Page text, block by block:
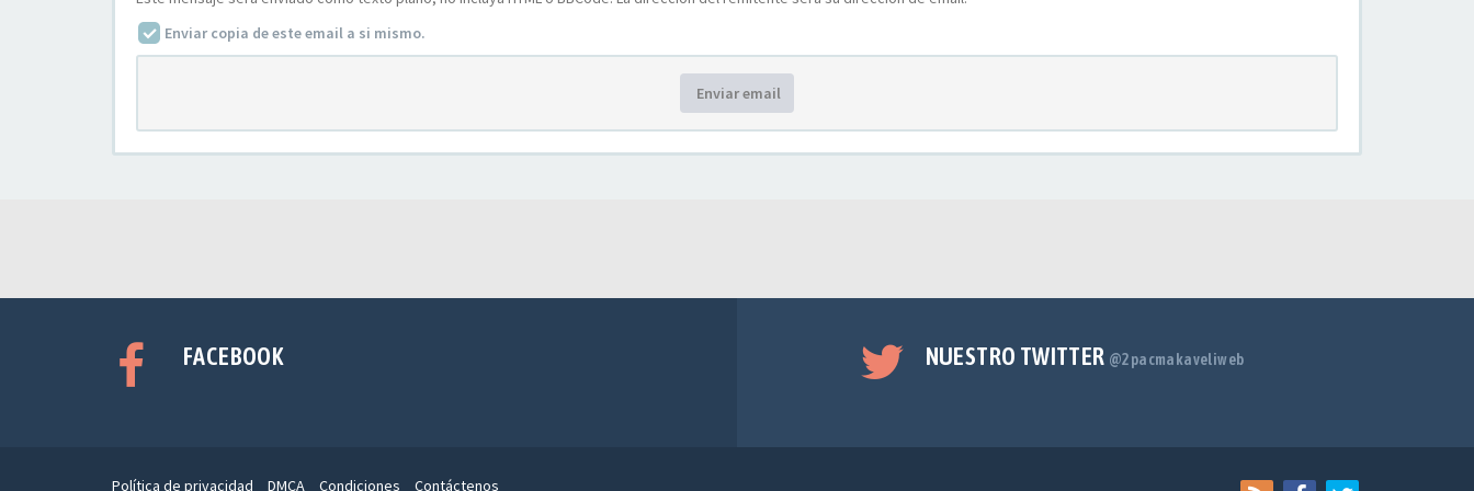
Enviar copia de este email a si mismo.
Enviar email
FACEBOOK NUESTRO TWITTER @2pacmakaveliweb
Política de privacidad DMCA Condiciones Contáctenos